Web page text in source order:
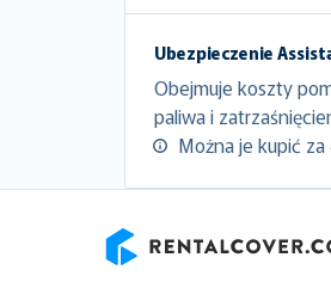
Ubezpieczenie
Obejmuje koszty
paliwa i
Można je kupić za